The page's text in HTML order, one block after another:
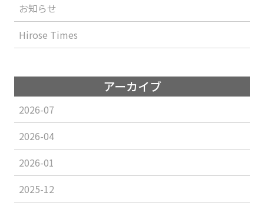
お知らせ
Hirose Times
アーカイブ
2026-07
2026-04
2026-01
2025-12